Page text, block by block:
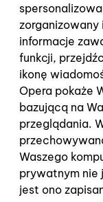
zorganizowany
informacje
funkcji,
ikonę
Opera pokaże
bazującą na
przeglądania.
Waszego
prywatnym nie
jest ono